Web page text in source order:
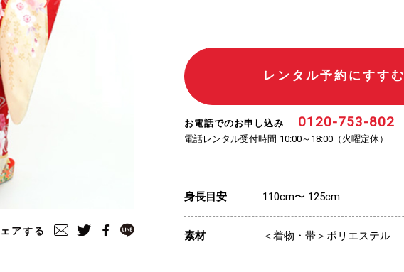
レンタル予約にすすむ
お電話でのお申し込み 0120-753-802
電話レンタル受付時間 10:00～18:00 （火曜定休）
身長目安 110cm〜 125cm
素材 ＜着物・帯＞ポリエステル
アする